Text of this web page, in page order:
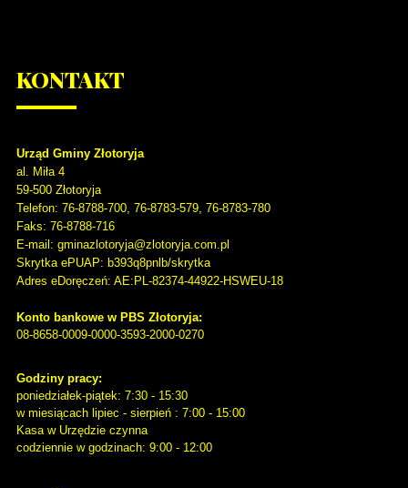
KONTAKT
Urząd Gminy Złotoryja
al. Miła 4
59-500 Złotoryja
Telefon: 76-8788-700, 76-8783-579, 76-8783-780
Faks: 76-8788-716
E-mail: gminazlotoryja@zlotoryja.com.pl
Skrytka ePUAP: b393q8pnlb/skrytka
Adres eDoręczeń: AE:PL-82374-44922-HSWEU-18
Konto bankowe w PBS Złotoryja:
08-8658-0009-0000-3593-2000-0270
Godziny pracy:
poniedziałek-piątek: 7:30 - 15:30
w miesiącach lipiec - sierpień : 7:00 - 15:00
Kasa w Urzędzie czynna
codziennie w godzinach: 9:00 - 12:00